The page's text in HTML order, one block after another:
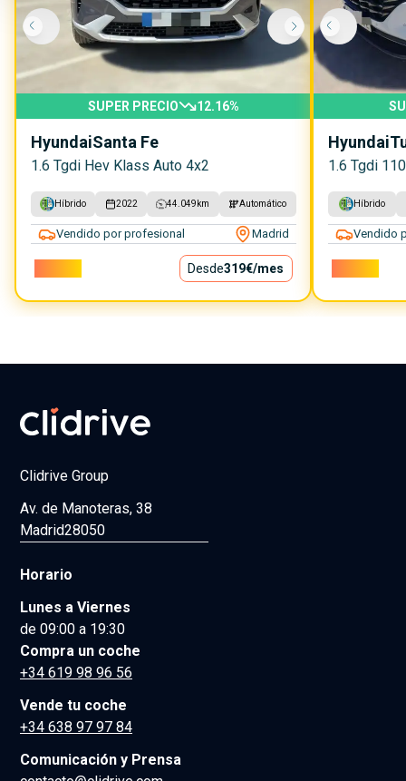
SUPER PRECIO 12.16%
HyundaiSanta Fe
1.6 Tgdi Hev Klass Auto 4x2
Híbrido 2022 44.049 km Automático
Vendido por profesional Madrid
Desde319€/mes
Hyundai
1.6 Tgdi
Híbrido
Vendido
Clidrive Group
Av. de Manoteras, 38
Madrid28050
Horario
Lunes a Viernes
de 09:00 a 19:30
Compra un coche
+34 619 98 96 56
Vende tu coche
+34 638 97 97 84
Comunicación y Prensa